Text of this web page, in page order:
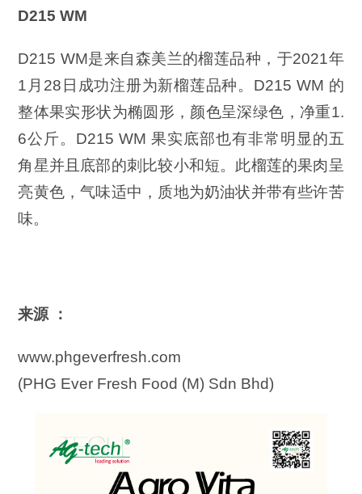
D215 WM
D215 WM是来自森美兰的榴莲品种，于2021年
1月28日成功注册为新榴莲品种。D215 WM 的
整体果实形状为椭圆形，颜色呈深绿色，净重1.
6公斤。D215 WM 果实底部也有非常明显的五
角星并且底部的刺比较小和短。此榴莲的果肉呈
亮黄色，气味适中，质地为奶油状并带有些许苦
味。
来源 ：
www.phgeverfresh.com
(PHG Ever Fresh Food (M) Sdn Bhd)